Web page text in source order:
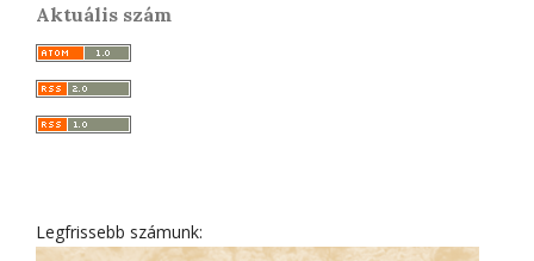
Aktuális szám
Legfrissebb számunk: